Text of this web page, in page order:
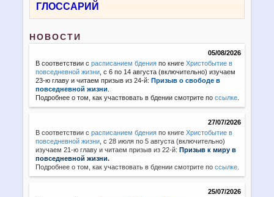
ГЛОССАРИЙ
НОВОСТИ
05/08/2026
В соответствии срасписанием бдения по книгеХристобытие в
повседневной жизни , с 6 по 14 августа (включительно) изучаем
23-ю главу и читаем призыв из 24-й:Призыв о свободе в
повседневной жизни
Подробнее о том, как участвовать в бдении смотрите поссылке
27/07/2026
В соответствии с расписанием бдения по книгеХристобытие в
повседневной жизни с 28 июля по 5 августа (включительно)
изучаем 21-ю главу и читаем призыв из 22-й:Призыв к миру в
повседневной жизни.
Подробнее о том, как участвовать в бдении смотрите поссылке
25/07/2026